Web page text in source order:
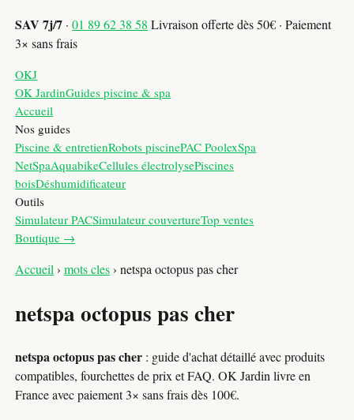
SAV 7j/7 ·01 89 62 38 58 Livraison offerte dès 50€ · Paiement
3× sans frais
OKJ
OK JardinGuides piscine & spa
Accueil
Nos guides
Piscine & entretienRobots piscinePAC PoolexSpa
NetSpaAquabikeCellules électrolysePiscines
boisDéshumidificateur
Outils
Simulateur PACSimulateur couvertureTop ventes
Boutique →
Accueil ›mots cles›netspa octopus pas cher
netspa octopus pas cher
netspa octopus pas cher : guide d'achat détaillé avec produits
compatibles, fourchettes de prix et FAQ. OK Jardin livre en
France avec paiement 3× sans frais dès 100€.